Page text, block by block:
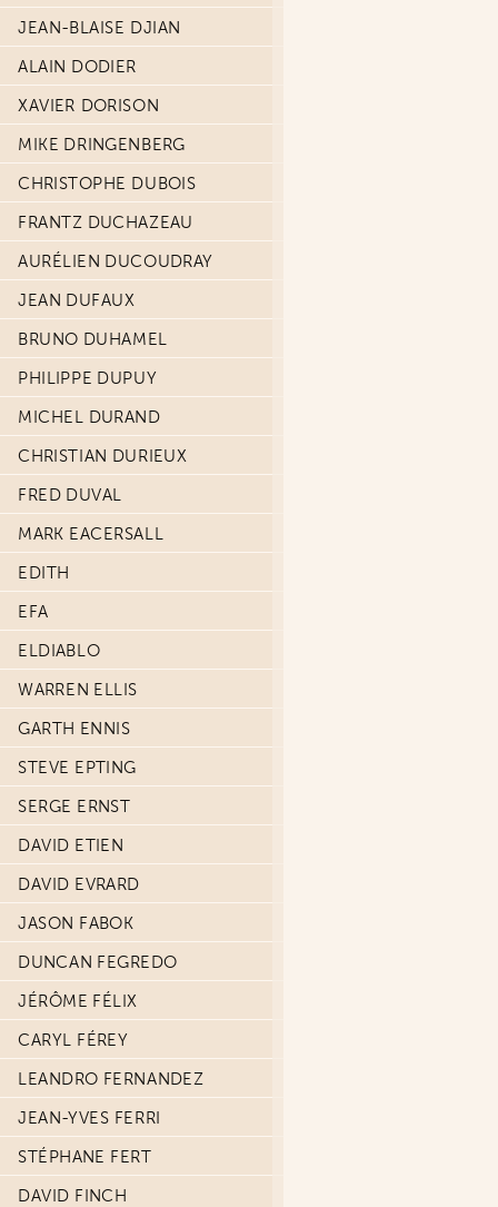
JEAN-BLAISE DJIAN
ALAIN DODIER
XAVIER DORISON
MIKE DRINGENBERG
CHRISTOPHE DUBOIS
FRANTZ DUCHAZEAU
AURÉLIEN DUCOUDRAY
JEAN DUFAUX
BRUNO DUHAMEL
PHILIPPE DUPUY
MICHEL DURAND
CHRISTIAN DURIEUX
FRED DUVAL
MARK EACERSALL
EDITH
EFA
ELDIABLO
WARREN ELLIS
GARTH ENNIS
STEVE EPTING
SERGE ERNST
DAVID ETIEN
DAVID EVRARD
JASON FABOK
DUNCAN FEGREDO
JÉRÔME FÉLIX
CARYL FÉREY
LEANDRO FERNANDEZ
JEAN-YVES FERRI
STÉPHANE FERT
DAVID FINCH